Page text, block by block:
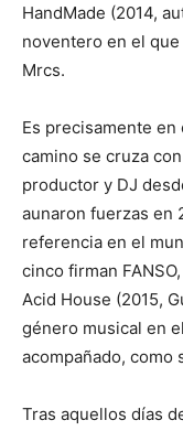
HandMade (2014,
noventero en el que
Mrcs.
Es precisamente
camino se cruza
productor y DJ
aunaron fuerzas en
referencia en el
cinco firman
Acid House (2015,
género musical en
acompañado, como
Tras aquellos días